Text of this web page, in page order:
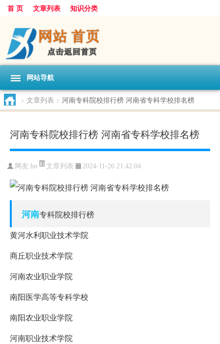
首 页 文章列表 知识分类
网站导航
> 文章列表 > 河南专科院校排行榜 河南省专科学校排名榜
河南专科院校排行榜 河南省专科学校排名榜
网友:hn 文章列表 2024-11-26 21:42:04
河南专科院校排行榜
黄河水利职业技术学院
商丘职业技术学院
河南农业职业学院
南阳医学高等专科学校
南阳农业职业学院
河南职业技术学院